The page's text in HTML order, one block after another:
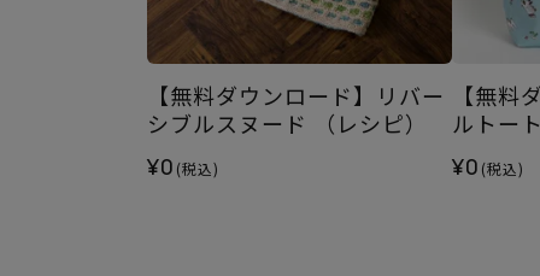
【無料ダウンロード】リバー
シブルスヌード （レシピ）
¥0 (税込)
【無料
ルトー
¥0 (税込)